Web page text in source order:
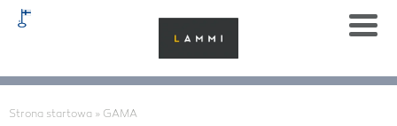
Strona startowa » GAMA